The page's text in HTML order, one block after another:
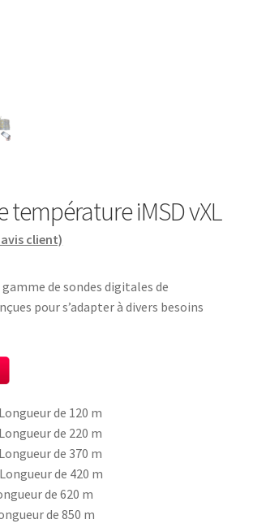
température iMSD vXL
avis client)
de sondes digitales de
pour s’adapter à divers besoins
de 120 m
de 220 m
de 370 m
de 420 m
de 620 m
de 850 m